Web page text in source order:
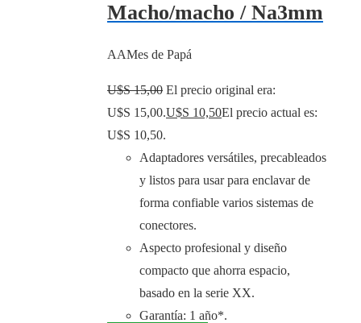
Macho/macho / Na3mm
AAMes de Papá
U$S15,00 El precio original era:
U$S 15,00.U$S 10,50El precio actual es:
U$S 10,50.
Adaptadores versátiles, precableados
y listos para usar para enclavar de
forma confiable varios sistemas de
conectores.
Aspecto profesional y diseño
compacto que ahorra espacio,
basado en la serie XX.
Garantía: 1 año*.